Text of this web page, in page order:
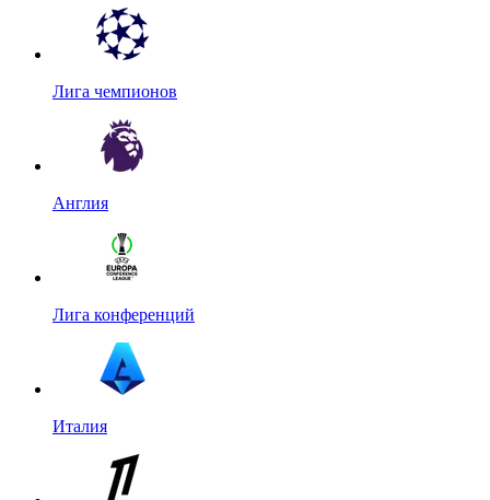
Лига чемпионов
Англия
Лига конференций
Италия